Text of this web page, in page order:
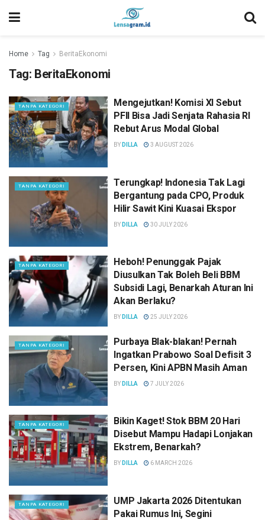
Home Tag BeritaEkonomi
Tag: BeritaEkonomi
TANPA KATEGORI
Mengejutkan! Komisi XI Sebut
PFII Bisa Jadi Senjata Rahasia RI
Rebut Arus Modal Global
BY DILLA 3 AUGUST 2026
TANPA KATEGORI
Terungkap! Indonesia Tak Lagi
Bergantung pada CPO, Produk
Hilir Sawit Kini Kuasai Ekspor
BY DILLA 30 JULY 2026
TANPA KATEGORI
Heboh! Penunggak Pajak
Diusulkan Tak Boleh Beli BBM
Subsidi Lagi, Benarkah Aturan Ini
Akan Berlaku?
BY DILLA 25 JULY 2026
TANPA KATEGORI
Purbaya Blak-blakan! Pernah
Ingatkan Prabowo Soal Defisit 3
Persen, Kini APBN Masih Aman
BY DILLA 7 JULY 2026
TANPA KATEGORI
Bikin Kaget! Stok BBM 20 Hari
Disebut Mampu Hadapi Lonjakan
Ekstrem, Benarkah?
BY DILLA 6 MARCH 2026
TANPA KATEGORI
UMP Jakarta 2026 Ditentukan
Pakai Rumus Ini, Segini